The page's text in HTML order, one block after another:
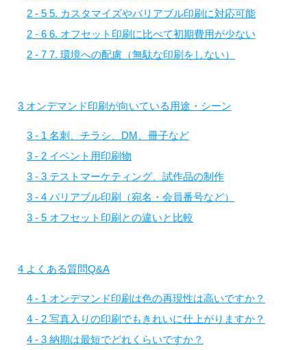
2 - 5 5. カスタマイズやバリアブル印刷に対応可能
2 - 6 6. オフセット印刷に比べて初期費用が少ない
2 - 7 7. 環境への配慮（無駄な印刷をしない）
3 オンデマンド印刷が向いている用途・シーン
3 - 1 名刺、チラシ、DM、冊子など
3 - 2 イベント用印刷物
3 - 3 テストマーケティング、試作品の制作
3 - 4 バリアブル印刷（宛名・会員番号など）
3 - 5 オフセット印刷との違いと比較
4 よくある質問Q&A
4 - 1 オンデマンド印刷は色の再現性は高いですか？
4 - 2 写真入りの印刷でもきれいに仕上がりますか？
4 - 3 納期は最短でどれくらいですか？